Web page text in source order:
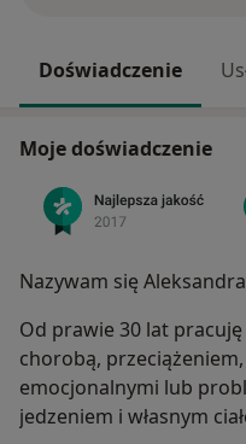
Doświadczenie
Moje doświadczenie
Nazywam się
Od prawie 30 lat
chorobą,
emocjonalnymi lub
jedzeniem i własnym